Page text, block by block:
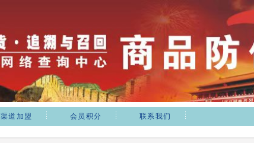
渠道加盟 会员积分 联系我们